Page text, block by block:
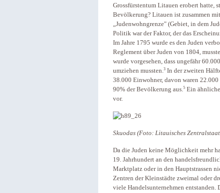
Grossfürstentum Litauen erobert hatte,
Bevölkerung? Litauen ist zusammen
„Judenwohngrenze" (Gebiet, in dem
Politik war der Faktor, der das
Im Jahre 1795 wurde es den Juden
Reglement über Juden von 1804,
wurde vorgesehen, dass ungefähr
umziehen mussten. 3 In der zweiten
38.000 Einwohner, davon waren 22.000
90% der Bevölkerung aus.5 Ein
vor.
Skuodas (Foto: Litauisches
Da die Juden keine Möglichkeit mehr
19. Jahrhundert an den
Marktplatz oder in den Hauptstrassen
Zentren der Kleinstädte zweimal oder
viele Handelsunternehmen entstanden.